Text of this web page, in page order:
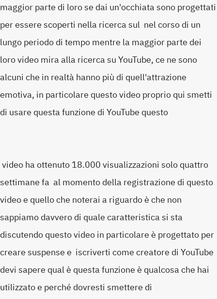
maggior parte di loro se dai un'occhiata sono progettati
per essere scoperti nella ricerca sul nel corso di un
lungo periodo di tempo mentre la maggior parte dei
loro video mira alla ricerca su YouTube, ce ne sono
alcuni che in realtà hanno più di quell'attrazione
emotiva, in particolare questo video proprio qui smetti
di usare questa funzione di YouTube questo
video ha ottenuto 18.000 visualizzazioni solo quattro
settimane fa al momento della registrazione di questo
video e quello che noterai a riguardo è che non
sappiamo davvero di quale caratteristica si sta
discutendo questo video in particolare è progettato per
creare suspense e iscriverti come creatore di YouTube
devi sapere qual è questa funzione è qualcosa che hai
utilizzato e perché dovresti smettere di